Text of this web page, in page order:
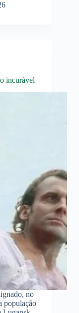
incurável
no
população